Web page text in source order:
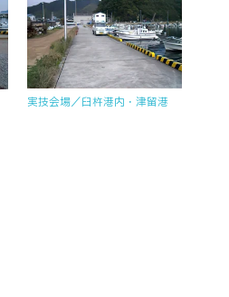
実技会場／臼杵港内・津留港